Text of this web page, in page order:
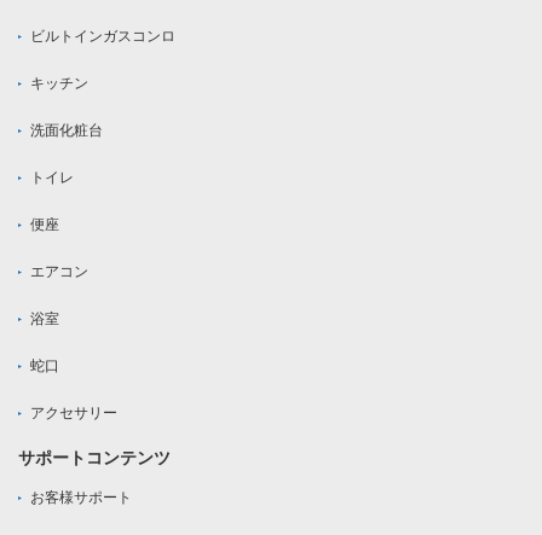
ビルトインガスコンロ
キッチン
洗面化粧台
トイレ
便座
エアコン
浴室
蛇口
アクセサリー
サポートコンテンツ
お客様サポート